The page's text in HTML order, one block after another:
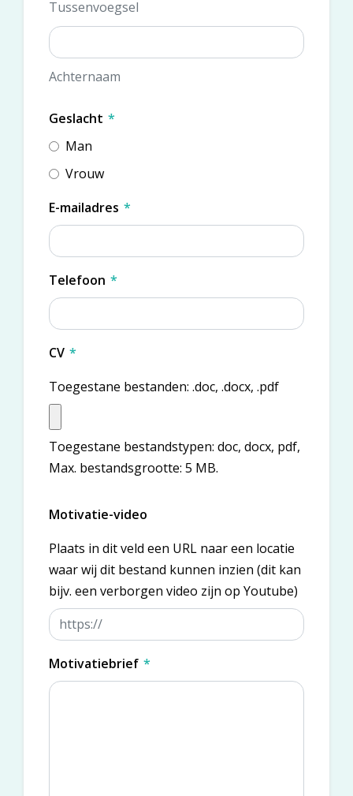
Tussenvoegsel
Achternaam
Geslacht *
Man
Vrouw
E-mailadres *
Telefoon *
CV *
Toegestane bestanden: .doc, .docx, .pdf
Toegestane bestandstypen: doc, docx, pdf,
Max. bestandsgrootte: 5 MB.
Motivatie-video
Plaats in dit veld een URL naar een locatie
waar wij dit bestand kunnen inzien (dit kan
bijv. een verborgen video zijn op Youtube)
Motivatiebrief *